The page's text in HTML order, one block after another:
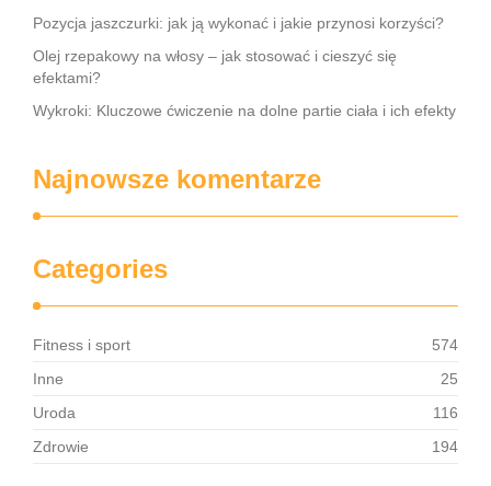
Pozycja jaszczurki: jak ją wykonać i jakie przynosi korzyści?
Olej rzepakowy na włosy – jak stosować i cieszyć się
efektami?
Wykroki: Kluczowe ćwiczenie na dolne partie ciała i ich efekty
Najnowsze komentarze
Categories
Fitness i sport
574
Inne
25
Uroda
116
Zdrowie
194